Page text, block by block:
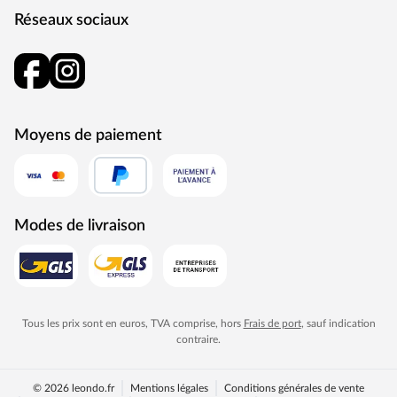
Réseaux sociaux
Moyens de paiement
Modes de livraison
Tous les prix sont en euros, TVA comprise, hors Frais de port, sauf indication
contraire.
© 2026 leondo.fr Mentions légales Conditions générales de vente